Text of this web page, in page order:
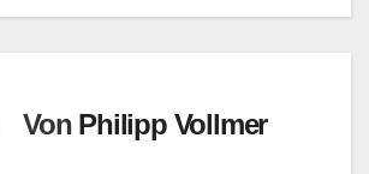
Von Philipp Vollmer